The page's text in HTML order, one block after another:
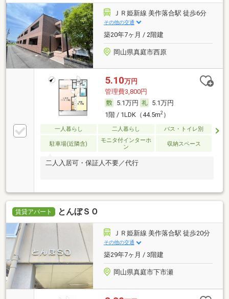
ＪＲ姫新線 美作落合駅 徒歩6分
その他の交通
築20年7ヶ月 / 2階建
岡山県真庭市西原
5.10万円
管理費3,800円
5.1万円
5.1万円
1階 / 1LDK（44.5m2）
一人暮らし 二人暮らし バス・トイレ別
駐車場(近隣含)
モニタ付インターホ
ン
収納スペース
二人入居可・保証人不要／代行
賃貸アパート とんぼＳＯ
ＪＲ姫新線 美作落合駅 徒歩20分
その他の交通
築29年7ヶ月 / 3階建
岡山県真庭市下市瀬